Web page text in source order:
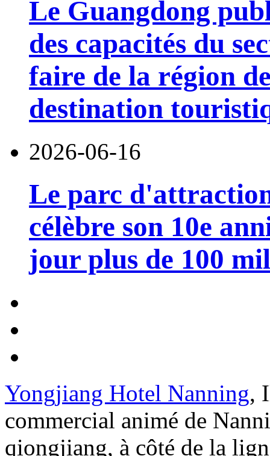
Le Guangdong
des capacités du
faire de la région
destination
2026-06-16
Le parc
célèbre son 10e
jour plus de 100
Yongjiang Hotel Nanning,
commercial animé de
qiongjiang, à côté de la